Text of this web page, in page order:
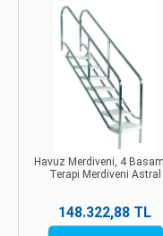
Havuz Merdiveni, 4
Terapi Merdiveni Astral
148.322,88 TL